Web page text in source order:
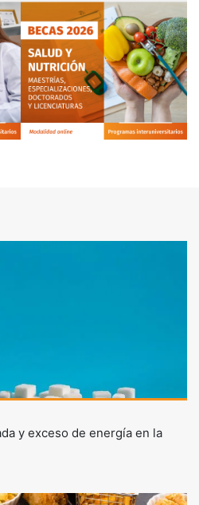
y exceso de energía en la